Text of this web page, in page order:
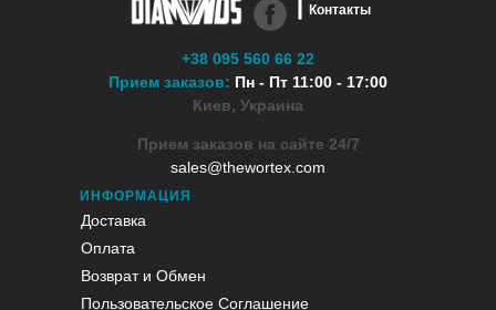
ИНФОРМАЦИЯ
Доставка
Оплата
Возврат и Обмен
Пользовательское Соглашение
+38 095 560 66 22
Прием заказов: Пн - Пт 11:00 - 17:00
Киев, Украина
Прием заказов на сайте 24/7
sales@thewortex.com
Контакты